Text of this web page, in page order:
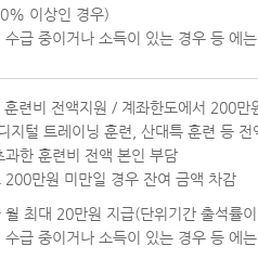
이상인 경우)
수급 중이거나 소득이 있는 경우 등 에
훈련비 전액지원 / 계좌한도에서 200만
지털 트레이닝 훈련, 산대특 훈련 등
과한 훈련비 전액 본인 부담
200만원 미만일 경우 잔여 금액 차감
월 최대 20만원 지급(단위기간 출석률
수급 중이거나 소득이 있는 경우 등 에